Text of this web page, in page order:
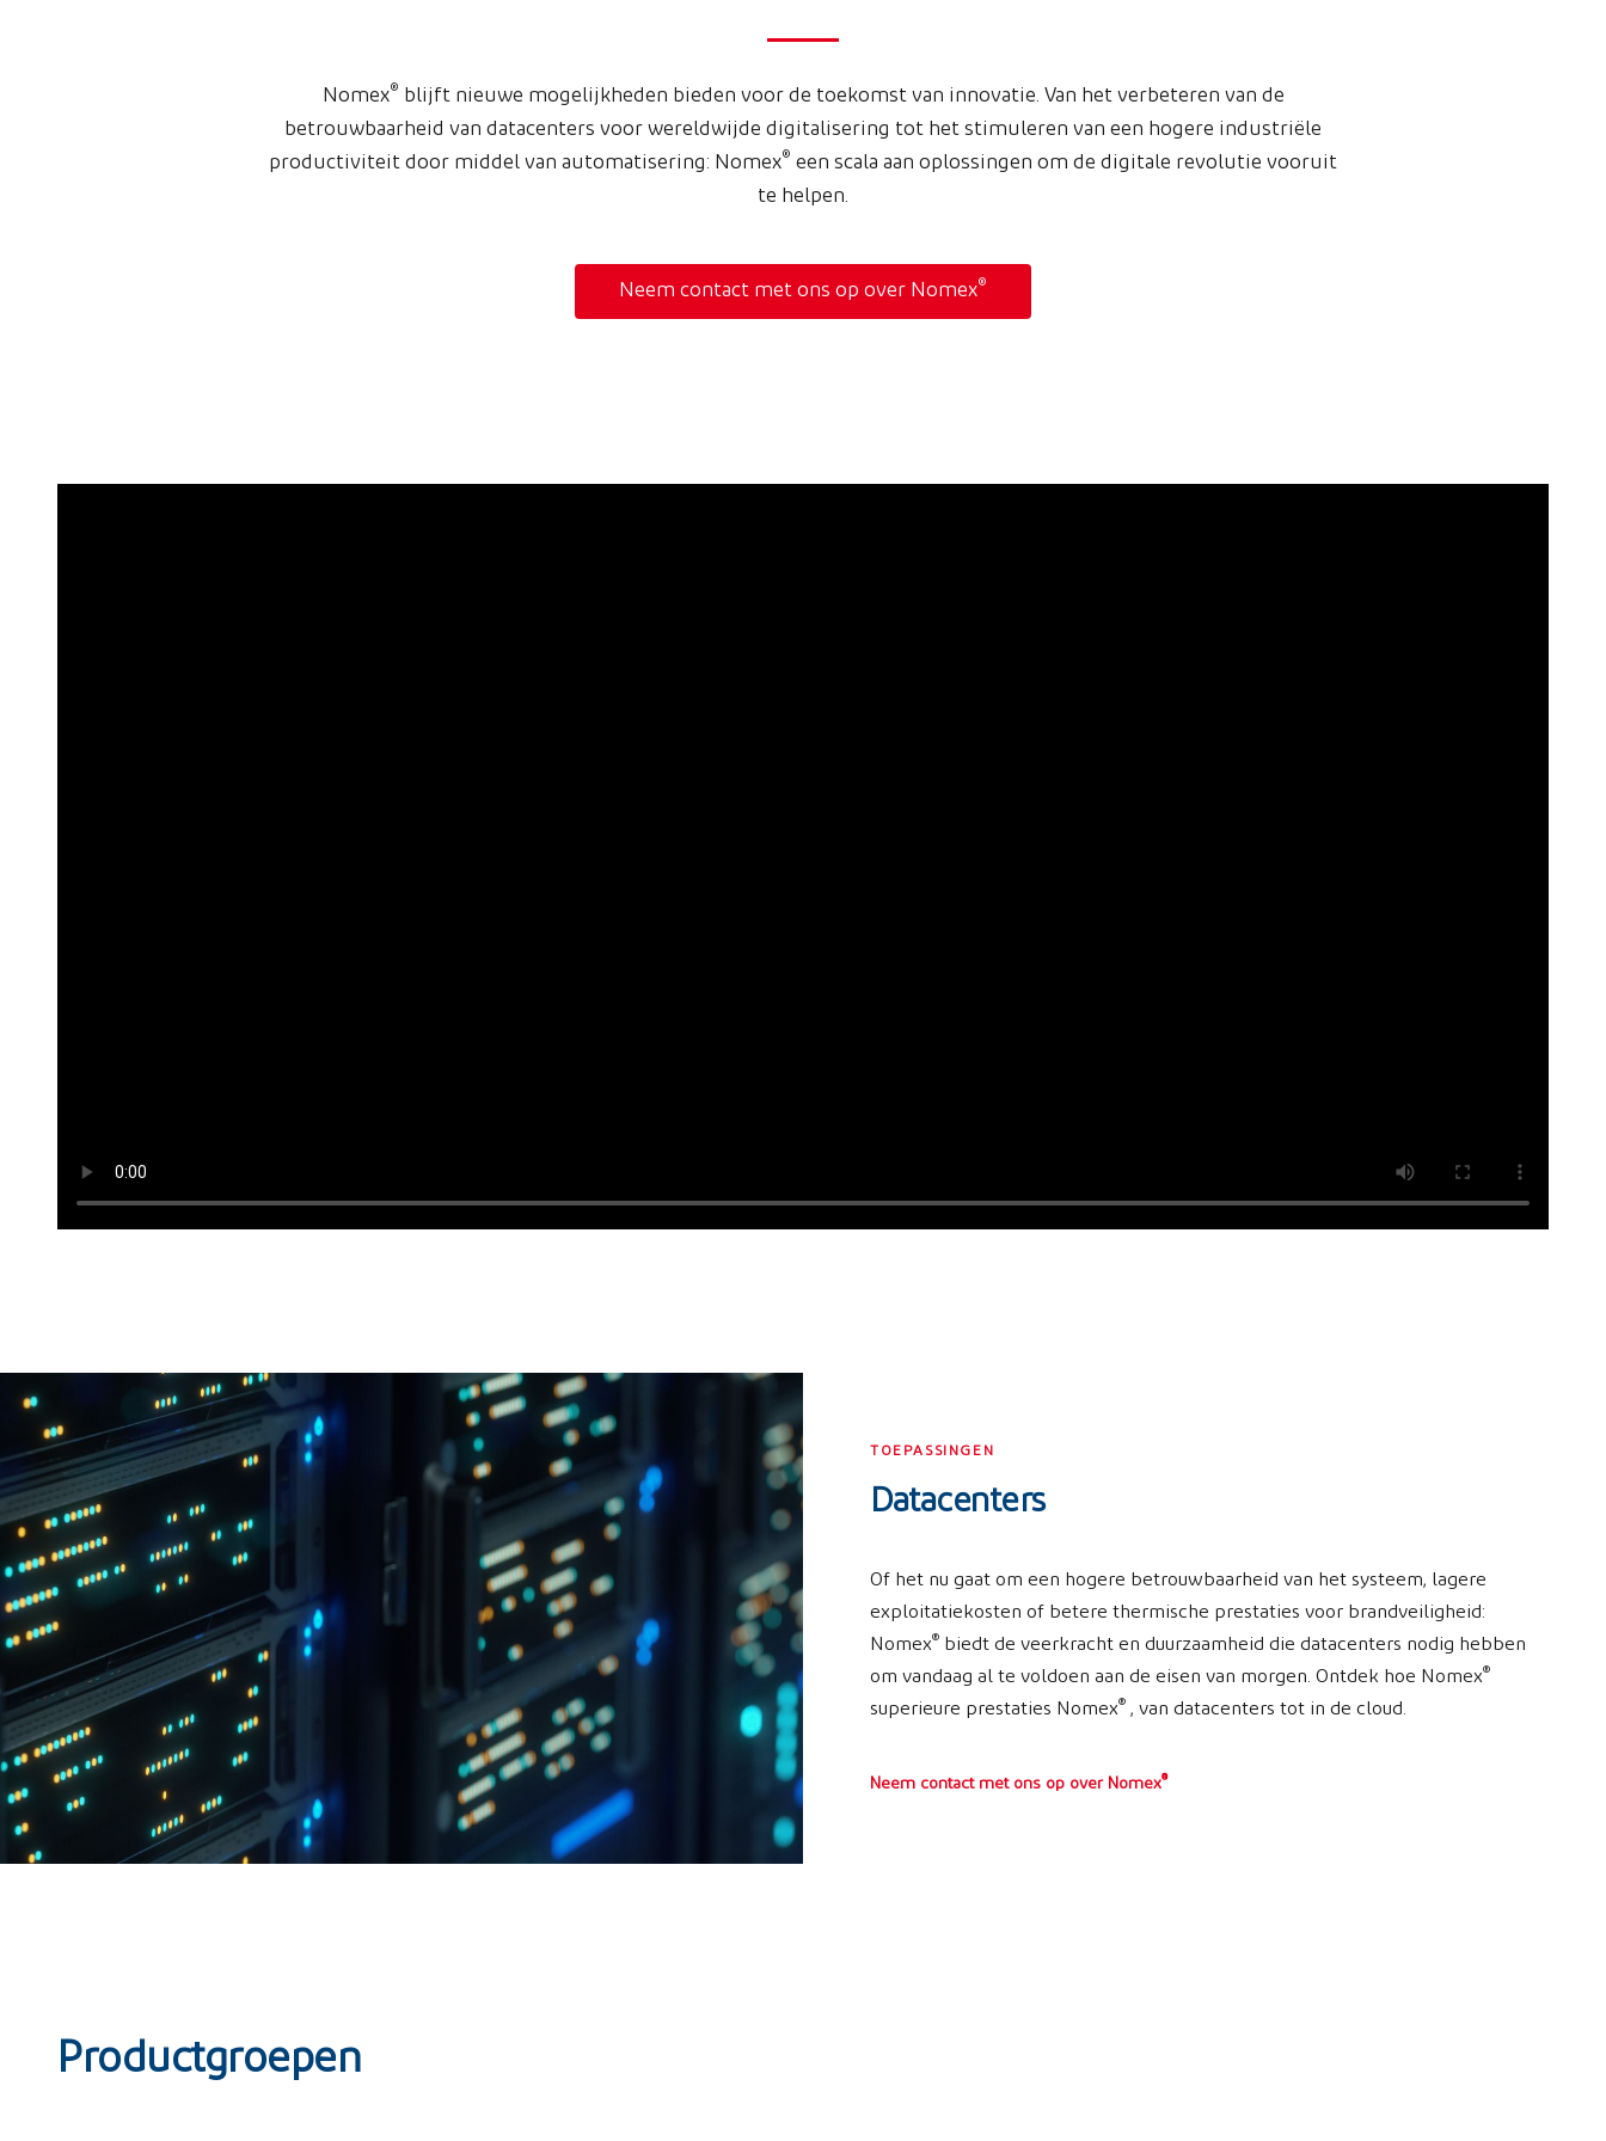
Nomex® blijft nieuwe mogelijkheden bieden voor de toekomst van innovatie. Van het verbeteren van de
betrouwbaarheid van datacenters voor wereldwijde digitalisering tot het stimuleren van een hogere industriële
productiviteit door middel van automatisering: Nomex® een scala aan oplossingen om de digitale revolutie vooruit
te helpen.
Neem contact met ons op over Nomex®
TOEPASSINGEN
Datacenters
Of het nu gaat om een hogere betrouwbaarheid van het systeem, lagere
exploitatiekosten of betere thermische prestaties voor brandveiligheid:
Nomex® biedt de veerkracht en duurzaamheid die datacenters nodig hebben
om vandaag al te voldoen aan de eisen van morgen. Ontdek hoe Nomex®
superieure prestaties Nomex® , van datacenters tot in de cloud.
Neem contact met ons op over Nomex®
Productgroepen